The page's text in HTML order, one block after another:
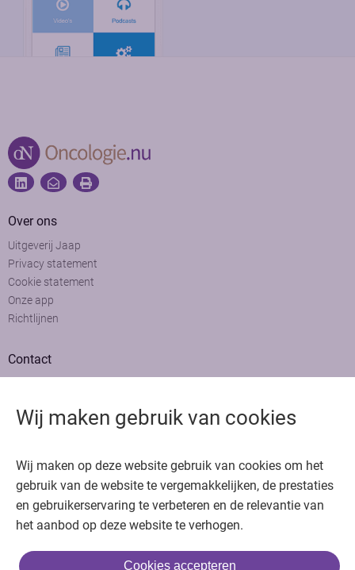
Wij maken gebruik van cookies
Wij maken op deze website gebruik van cookies om het
gebruik van de website te vergemakkelijken, de prestaties
en gebruikerservaring te verbeteren en de relevantie van
het aanbod op deze website te verhogen.
Cookies accepteren
Bedankt voor het bezoeken van Oncologie.nu
Krijg gratis toegang in 30 seconden of log in om verder te gaan
Over ons
Uitgeverij Jaap
Privacy statement
Cookie statement
Onze app
Richtlijnen
Contact
Adverteren
Copyright © 2026. Uitgeverij Jaap. Alle rechten voorbehouden.